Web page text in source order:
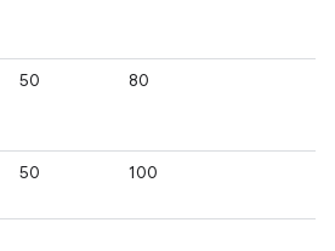
50 80
50 100